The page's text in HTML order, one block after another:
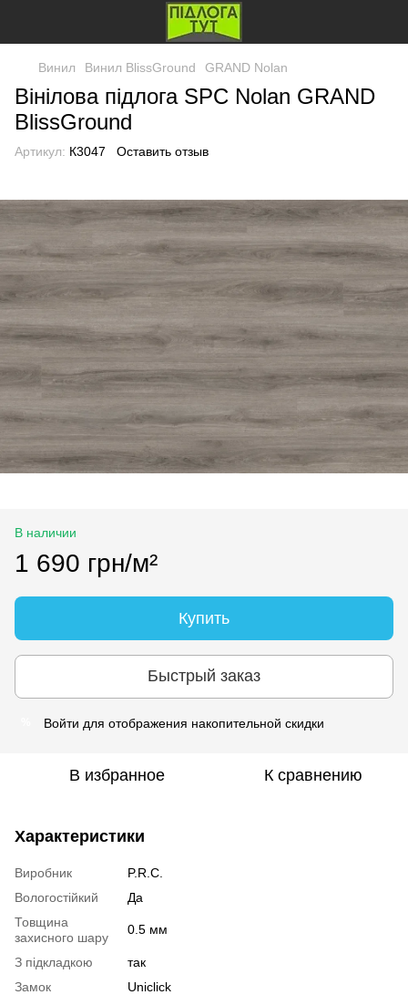
Винил Винил BlissGround GRAND Nolan
Вінілова підлога SPC Nolan GRAND
BlissGround
Артикул: К3047 Оставить отзыв
В наличии
1 690 грн/м²
Купить
Быстрый заказ
Войти для отображения накопительной скидки
В избранное К сравнению
Характеристики
Виробник
P.R.C.
Вологостійкий
Да
Товщина
захисного шару
0.5 мм
З підкладкою
так
Замок
Uniclick